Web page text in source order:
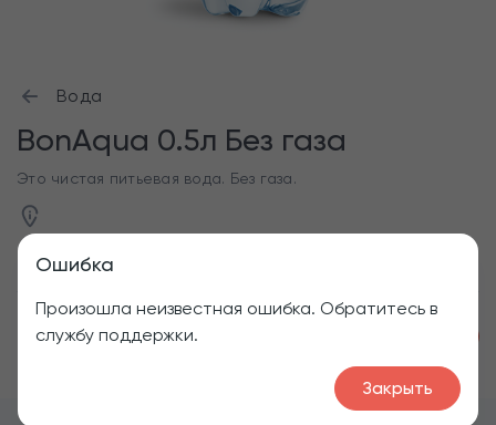
Ошибка
Произошла неизвестная ошибка. Обратитесь в
службу поддержки.
Закрыть
Вода
BonAqua 0.5л Без газа
Это чистая питьевая вода. Без газа.
1
BonAqua 0.5л Без газа